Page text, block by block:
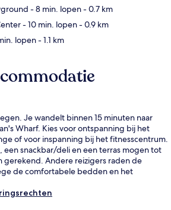
- 8 min. lopen- 0.7 km
- 10 min. lopen- 0.9 km
lopen- 1.1 km
Je wandelt binnen 15 minuten naar
Wharf. Kies voor ontspanning bij het
of voor inspanning bij het fitnesscentrum.
snackbar/deli en een terras mogen tot
Andere reizigers raden de
de comfortabele bedden en het